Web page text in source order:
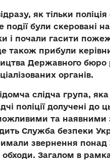
як тільки
були скеровані
і почали гасити
також прибули
Державного бюро
органів.
слідча група,
поліції долучені до
та наявними
Служба безпеки
звернення понад
Загалом в